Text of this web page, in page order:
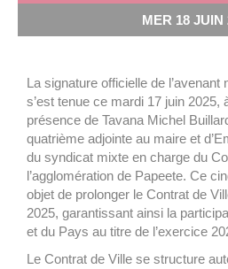
MER 18 JUIN
La signature officielle de l’avenant
s’est tenue ce mardi 17 juin 2025,
présence de Tavana Michel
quatrième adjointe au maire et
du syndicat mixte en charge du
l’agglomération de Papeete. Ce
objet de prolonger le Contrat de
2025, garantissant ainsi la
et du Pays au titre de l’exercice
Le Contrat de Ville se structure